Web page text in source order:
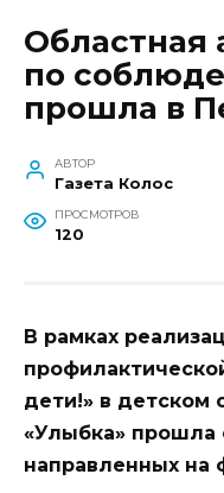
Областная
по
прошла в
АВТОР
Газета Колос
ПРОСМОТРОВ
120
В рамках
дети!» в
«Улыбка» прошла
направленных на